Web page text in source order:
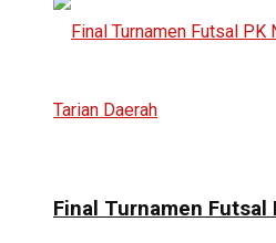
Final Turnamen Futsal